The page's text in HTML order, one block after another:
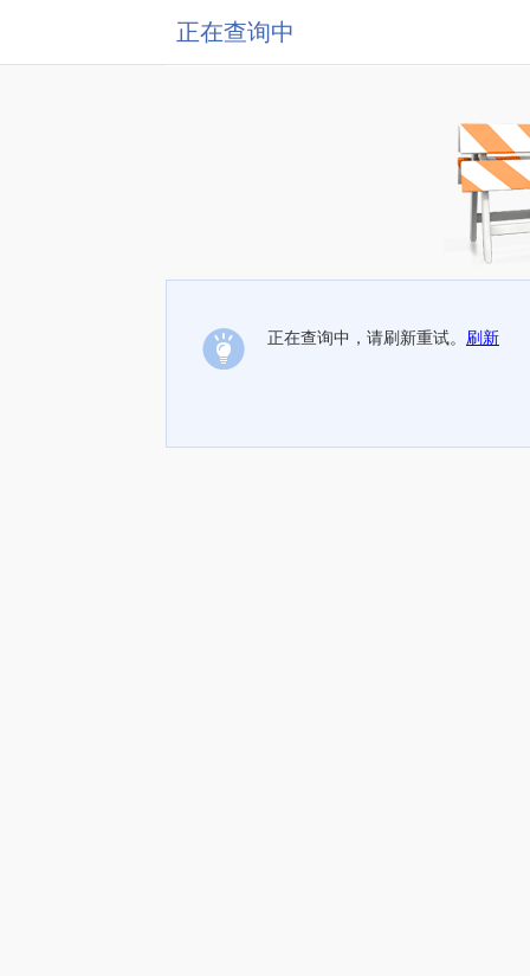
正在查询中
正在查询中，请刷新重试。 刷新